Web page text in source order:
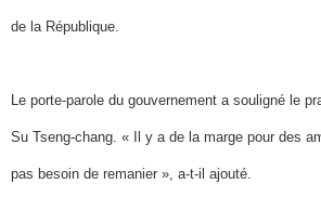
de la République.
Le porte-parole du gouvernement a souligné le
Su Tseng-chang. « Il y a de la marge pour des
pas besoin de remanier », a-t-il ajouté.